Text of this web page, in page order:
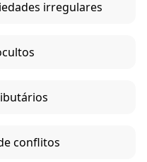
irregulares
conflitos